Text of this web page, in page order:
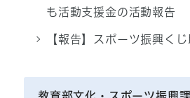
も活動支援金の活動報告
【報告】スポーツ振興く